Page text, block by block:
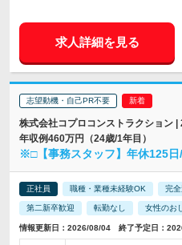
求人詳細を見る
志望動機・自己PR不要
株式会社コプロコンストラクション
年収例460万円（24歳/1年目）
※□【事務スタッフ】年休125
正社員 職種・業種未経験OK 完
第二新卒歓迎 転勤なし 女性のお
情報更新日：2026/08/04 終了予定日：